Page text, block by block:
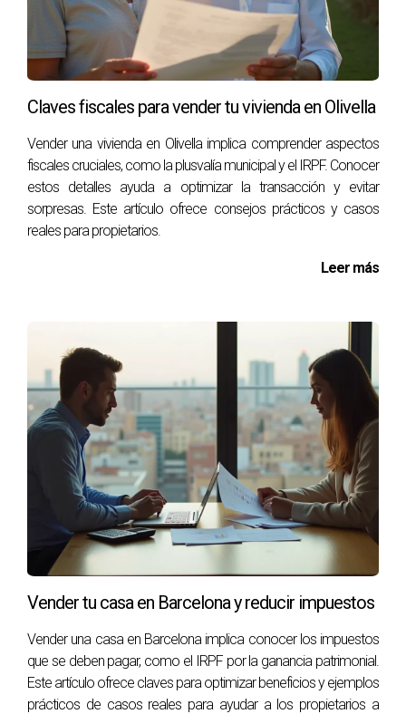
¿Qué es la plusvalía municipal?
La plusvalía municipal es un impuesto que grava el
incremento del valor del terreno durante el tiempo que ha
sido propiedad del vendedor. Se paga al ayuntamiento
correspondiente al momento de la venta.
¿Cómo se calcula el IRPF por ganancia
patrimonial?
Se calcula restando el precio de adquisición (ajustado por
¿Puedo deducir gastos asociados a la venta?
Sí, puedes deducir ciertos gastos como reformas
realizadas en el inmueble o gastos notariales, siempre que
estén debidamente documentados.
¿Qué ocurre si vendo mi vivienda habitual?
Si has residido en ella más de tres años y reinviertes en
otra vivienda habitual, podrías estar exento del IRPF por
ganancia patrimonial.
¿Qué debo hacer si recibo una herencia?
impuestos correspondientes. Además, si decides vender el
inmueble heredado, tendrás que considerar el IRPF sobre
cualquier ganancia obtenida.
Claves fiscales para vender tu vivienda en Olivella
Vender una vivienda en Olivella implica comprender aspectos
fiscales cruciales, como la plusvalía municipal y el IRPF. Conocer
estos detalles ayuda a optimizar la transacción y evitar
sorpresas. Este artículo ofrece consejos prácticos y casos
reales para propietarios.
Leer más
Vender tu casa en Barcelona y reducir impuestos
Vender una casa en Barcelona implica conocer los impuestos
que se deben pagar, como el IRPF por la ganancia patrimonial.
Este artículo ofrece claves para optimizar beneficios y ejemplos
prácticos de casos reales para ayudar a los propietarios a